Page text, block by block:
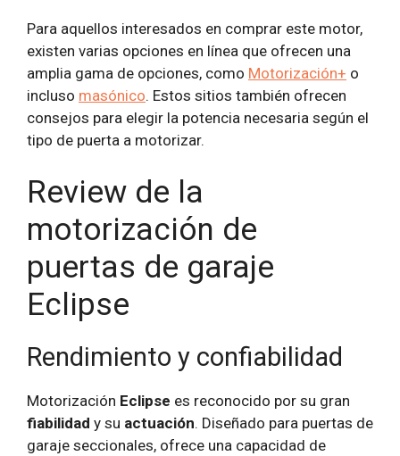
Para aquellos interesados ​​en comprar este motor,
existen varias opciones en línea que ofrecen una
amplia gama de opciones, como Motorización+ o
incluso masónico. Estos sitios también ofrecen
consejos para elegir la potencia necesaria según el
tipo de puerta a motorizar.
Review de la
motorización de
puertas de garaje
Eclipse
Rendimiento y confiabilidad
Motorización Eclipse es reconocido por su gran
fiabilidad y su actuación. Diseñado para puertas de
garaje seccionales, ofrece una capacidad de